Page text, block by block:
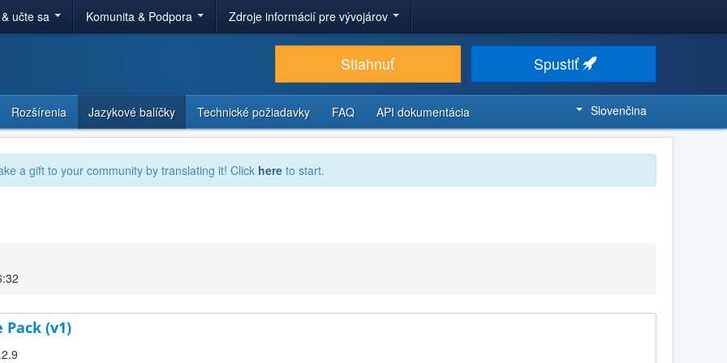
učte sa Komunita & Podpora Zdroje informácií pre vývojárov
Stiahnuť Spustiť
Rozšírenia Jazykové balíčky Technické požiadavky FAQ API dokumentácia Slovenčina
a gift to your community by translating it! Click here to start.
Pack (v1)